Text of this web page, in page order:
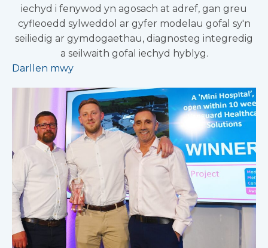
iechyd i fenywod yn agosach at adref, gan greu
cyfleoedd sylweddol ar gyfer modelau gofal sy'n
seiliedig ar gymdogaethau, diagnosteg integredig
a seilwaith gofal iechyd hyblyg.
Darllen mwy